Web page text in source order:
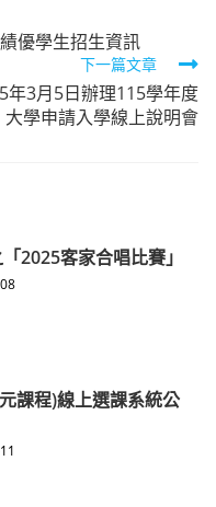
優學生招生資訊
下一篇文章
年3月5日辦理115學年度
大學申請入學線上說明會
2025客家合唱比賽」
課程)線上選課系統公